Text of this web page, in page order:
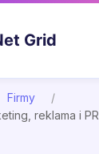
Grid
Firmy
reklama i PR